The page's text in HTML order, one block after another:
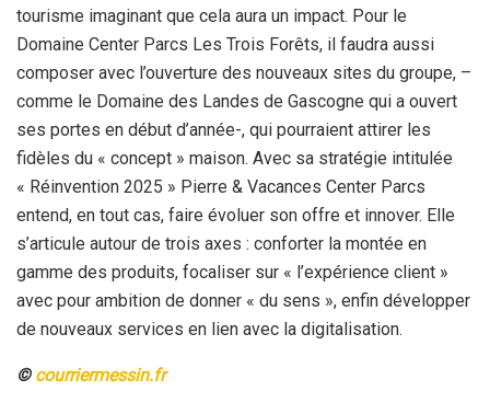
tourisme imaginant que cela aura un impact. Pour le
Domaine Center Parcs Les Trois Forêts, il faudra aussi
composer avec l’ouverture des nouveaux sites du groupe, –
comme le Domaine des Landes de Gascogne qui a ouvert
ses portes en début d’année-, qui pourraient attirer les
fidèles du « concept » maison. Avec sa stratégie intitulée
« Réinvention 2025 » Pierre & Vacances Center Parcs
entend, en tout cas, faire évoluer son offre et innover. Elle
s’articule autour de trois axes : conforter la montée en
gamme des produits, focaliser sur « l’expérience client »
avec pour ambition de donner « du sens », enfin développer
de nouveaux services en lien avec la digitalisation.
© courriermessin.fr